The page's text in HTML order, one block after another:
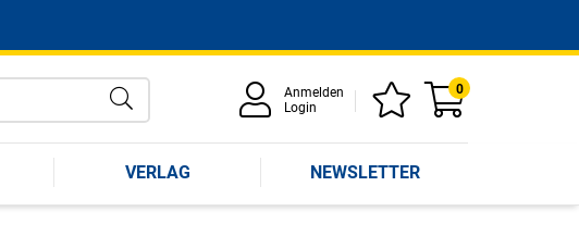
Anmelden
Login
0
VERLAG NEWSLETTER